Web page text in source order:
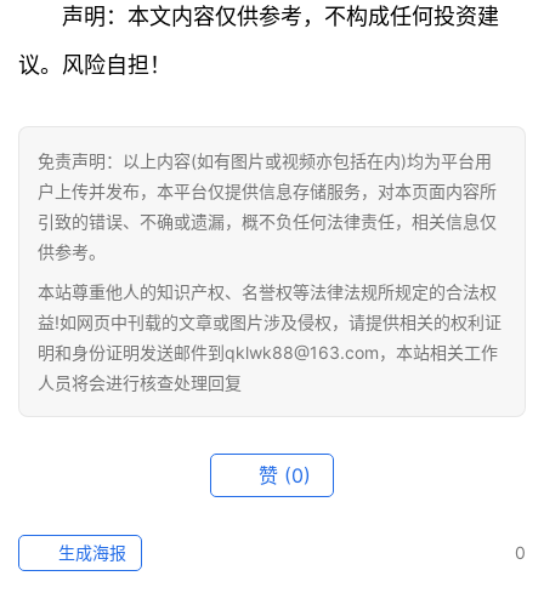
声明：本文内容仅供参考，不构成任何投资建
议。风险自担！
免责声明：以上内容(如有图片或视频亦包括在内)均为平台用
户上传并发布，本平台仅提供信息存储服务，对本页面内容所
引致的错误、不确或遗漏，概不负任何法律责任，相关信息仅
供参考。
本站尊重他人的知识产权、名誉权等法律法规所规定的合法权
益!如网页中刊载的文章或图片涉及侵权，请提供相关的权利证
明和身份证明发送邮件到qklwk88@163.com，本站相关工作
人员将会进行核查处理回复
赞 (0)
0
生成海报